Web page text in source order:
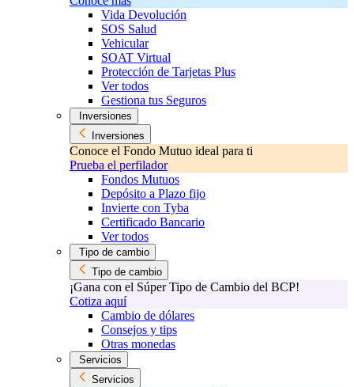
Vida Devolución
SOS Salud
Vehicular
SOAT Virtual
Protección de Tarjetas Plus
Ver todos
Gestiona tus Seguros
Inversiones
Inversiones
Conoce el Fondo Mutuo ideal para ti
Prueba el perfilador
Fondos Mutuos
Depósito a Plazo fijo
Invierte con Tyba
Certificado Bancario
Ver todos
Tipo de cambio
Tipo de cambio
¡Gana con el Súper Tipo de Cambio del BCP!
Cotiza aquí
Cambio de dólares
Consejos y tips
Otras monedas
Servicios
Servicios